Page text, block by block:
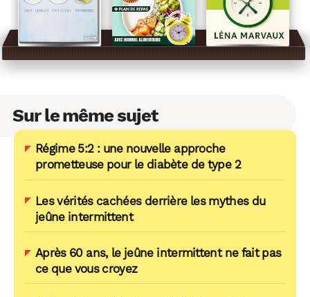
Sur le même sujet
Régime 5:2 : une nouvelle approche
prometteuse pour le diabète de type 2
Les vérités cachées derrière les mythes du
jeûne intermittent
Après 60 ans, le jeûne intermittent ne fait pas
ce que vous croyez